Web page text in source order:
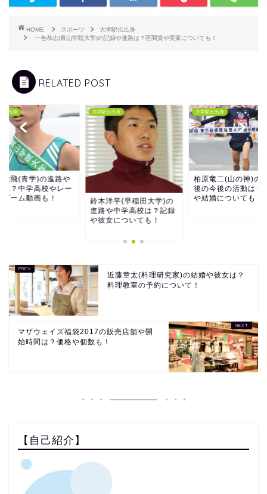
HOME スポーツ
大学駅伝出身
一色恭志(青山学院大学)の記録や進路は？区間賞や実家についても！
RELATED POST
伝出身
雄飛(青学)の進路や
は？中学高校やレー
ビーム動画も！
大学駅伝出身
鈴木洋平(早稲田大学)の
進路や中学高校は？記録
や彼女についても！
大学駅伝出身
柏原竜二(山の神)の
後の今後の活動は？
や結婚についても！
近藤章太(料理研究家)の結婚や彼女は？
料理教室の予約について！
マザウェイズ福袋2017の販売店舗や開
始時間は？価格や個数も！
【自己紹介】